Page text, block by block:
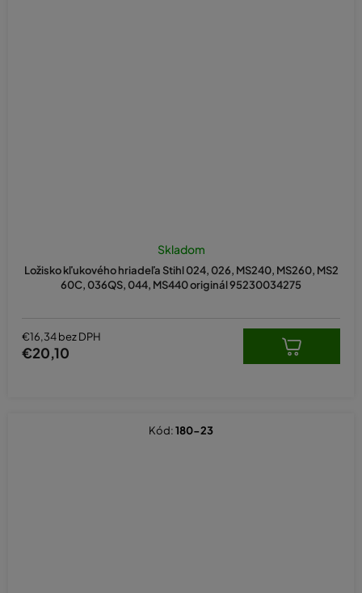
Ložisko kľukového hriadeľa Stihl 024, 026, MS240, MS260, MS2
60C, 036QS, 044, MS440 originál 95230034275
Skladom
€16,34 bez DPH
€20,10
Kód:180-23